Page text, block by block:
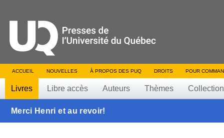
ACCUEIL NOUVELLES À PROPOS DES PUQ DROITS POUR
Livres Libre accès Auteurs Thèmes
Merci Henri et au revoir!